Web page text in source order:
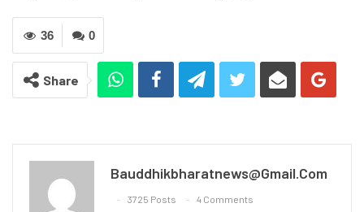
0
36
Share
Bauddhikbharatnews@gmail.com
3725 Posts 4 Comments